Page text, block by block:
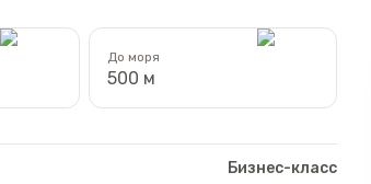
До моря
500 м
Бизнес-класс